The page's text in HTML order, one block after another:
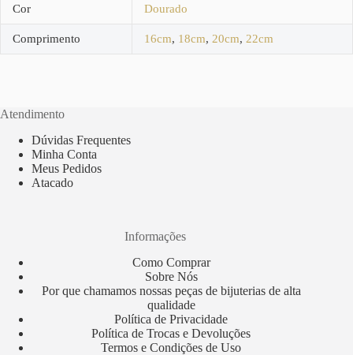
Cor Dourado
Comprimento 16cm, 18cm, 20cm, 22cm
Atendimento
Dúvidas Frequentes
Minha Conta
Meus Pedidos
Atacado
Informações
Como Comprar
Sobre Nós
Por que chamamos nossas peças de bijuterias de alta
qualidade
Política de Privacidade
Política de Trocas e Devoluções
Termos e Condições de Uso